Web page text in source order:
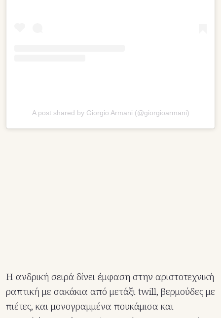
A post shared by Giorgio Armani (@giorgioarmani)
Η ανδρική σειρά δίνει έμφαση στην αριστοτεχνική
ραπτική με σακάκια από μετάξι twill, βερμούδες με
πιέτες, και μονογραμμένα πουκάμισα και